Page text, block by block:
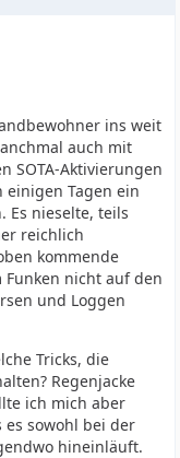
ins weit
auch mit
SOTA-Aktivierungen
einigen Tagen ein
Es nieselte, teils
reichlich
kommende
Funken nicht auf den
und Loggen
Tricks, die
Regenjacke
ich mich aber
sowohl bei der
hineinläuft.